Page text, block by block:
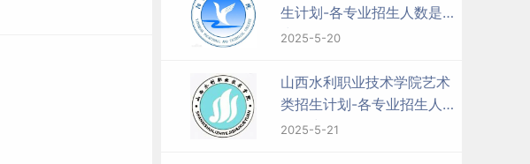
生计划-各专业招生人数是多
少
2025-5-20
山西水利职业技术学院艺术
类招生计划-各专业招生人数
是多少
2025-5-21